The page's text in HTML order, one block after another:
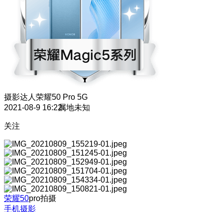
摄影达人 荣耀50 Pro 5G
2021-08-9 16:22属地未知
关注
荣耀50pro拍摄
手机摄影